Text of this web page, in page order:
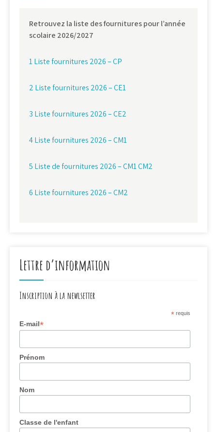
Retrouvez la liste des fournitures pour l’année
scolaire 2026/2027
1 Liste fournitures 2026 – CP
2 Liste fournitures 2026 – CE1
3 Liste fournitures 2026 – CE2
4 Liste fournitures 2026 – CM1
5 Liste de fournitures 2026 – CM1 CM2
6 Liste fournitures 2026 – CM2
Lettre d’information
Inscription à la newlsetter
* requis
E-mail*
Prénom
Nom
Classe de l'enfant